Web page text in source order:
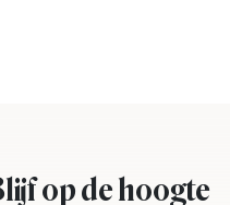
op de hoogte